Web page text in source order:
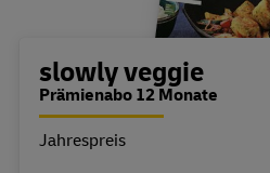
Bestellübersicht
slowly veggie
Prämienabo 12 Monate
Eigenschaft
Jahrespreis